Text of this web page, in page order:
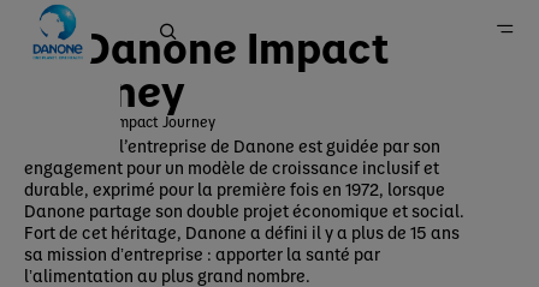
Danone en France
Engagements
Notre approche
Danone Impact Journey
Le Danone Impact
Journey
La vision de l’entreprise de Danone est guidée par son
engagement pour un modèle de croissance inclusif et
durable, exprimé pour la première fois en 1972, lorsque
Danone partage son double projet économique et social.
Fort de cet héritage, Danone a défini il y a plus de 15 ans
sa mission dʼentreprise : apporter la santé par
lʼalimentation au plus grand nombre.